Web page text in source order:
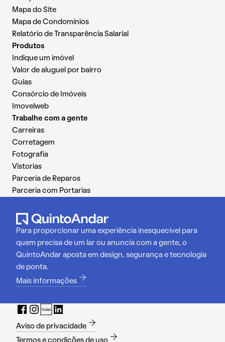
Mapa do Site
Mapa de Condomínios
Relatório de Transparência Salarial
Produtos
Indique um imóvel
Valor de aluguel por bairro
Guias
Consórcio de Imóveis
Imovelweb
Trabalhe com a gente
Carreiras
Corretagem
Fotografia
Vistorias
Parceria de Reparos
Parceria com Portarias
Para proporcionar uma experiência inesquecível para
quem precisa de um lar ou anuncia com a gente, o
QuintoAndar aposta em design, segurança e tecnologia
de ponta.
Mais informações
Aviso de privacidade
Termos e condições de uso